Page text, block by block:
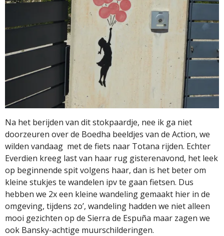
Na het berijden van dit stokpaardje, nee ik ga niet
doorzeuren over de Boedha beeldjes van de Action, we
wilden vandaag met de fiets naar Totana rijden. Echter
Everdien kreeg last van haar rug gisterenavond, het leek
op beginnende spit volgens haar, dan is het beter om
kleine stukjes te wandelen ipv te gaan fietsen. Dus
hebben we 2x een kleine wandeling gemaakt hier in de
omgeving, tijdens zo’, wandeling hadden we niet alleen
mooi gezichten op de Sierra de Espuña maar zagen we
ook Bansky-achtige muurschilderingen.